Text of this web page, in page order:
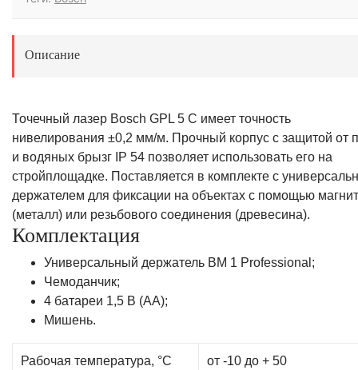
Описание
Точечный лазер Bosch GPL 5 C имеет точность
нивелирования ±0,2 мм/м. Прочный корпус с защитой от
и водяных брызг IP 54 позволяет использовать его на
стройплощадке. Поставляется в комплекте с
держателем для фиксации на объектах с помощью
(металл) или резьбового соединения (древесина).
Комплектация
Универсальный держатель BM 1 Professional;
Чемоданчик;
4 батареи 1,5 В (AA);
Мишень.
Рабочая температура, °С от -10 до + 50